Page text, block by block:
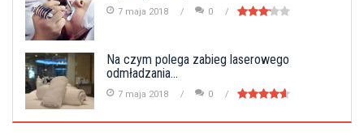
7 maja 2018 0
Na czym polega zabieg laserowego
odmładzania...
7 maja 2018 0